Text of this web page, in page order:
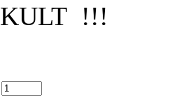
KULT !!!